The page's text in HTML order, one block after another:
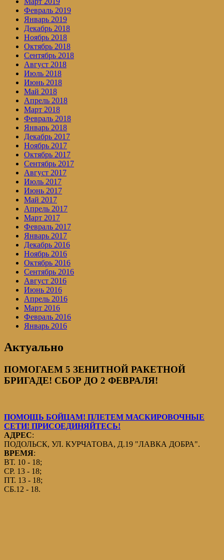
Февраль 2019
Январь 2019
Декабрь 2018
Ноябрь 2018
Октябрь 2018
Сентябрь 2018
Август 2018
Июль 2018
Июнь 2018
Май 2018
Апрель 2018
Март 2018
Февраль 2018
Январь 2018
Декабрь 2017
Ноябрь 2017
Октябрь 2017
Сентябрь 2017
Август 2017
Июль 2017
Июнь 2017
Май 2017
Апрель 2017
Март 2017
Февраль 2017
Январь 2017
Декабрь 2016
Ноябрь 2016
Октябрь 2016
Сентябрь 2016
Август 2016
Июнь 2016
Апрель 2016
Март 2016
Февраль 2016
Январь 2016
Актуально
ПОМОГАЕМ 5 ЗЕНИТНОЙ РАКЕТНОЙ
БРИГАДЕ! СБОР ДО 2 ФЕВРАЛЯ!
ПОМОЩЬ БОЙЦАМ! ПЛЕТЕМ МАСКИРОВОЧНЫЕ
СЕТИ! ПРИСОЕДИНЯЙТЕСЬ!
АДРЕС:
ПОДОЛЬСК, УЛ. КУРЧАТОВА, Д.19 "ЛАВКА ДОБРА".
ВРЕМЯ:
ВТ. 10 - 18;
СР. 13 - 18;
ПТ. 13 - 18;
СБ.12 - 18.